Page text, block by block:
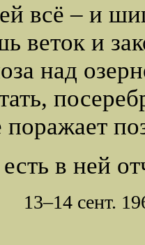
всё – и
веток и
над
поражает
в ней
13–14 сент.